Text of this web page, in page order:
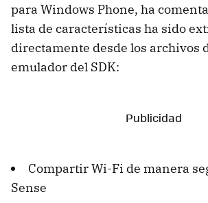
para Windows Phone, ha
lista de características ha sido
directamente desde los archivos
emulador del SDK:
Compartir Wi-Fi de manera
Sense